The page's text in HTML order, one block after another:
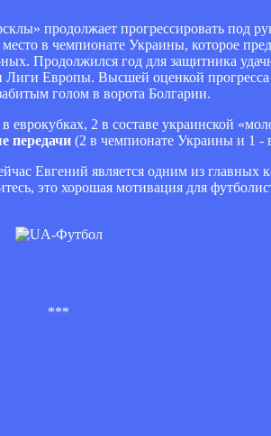
продолжает прогрессировать под
в чемпионате Украины, которое
Продолжился год для защитника
Европы. Высшей оценкой прогресса
голом в ворота Болгарии.
еврокубках, 2 в составе украинской
передачи (2 в чемпионате Украины и 1 -
Евгений является одним из главных
это хорошая мотивация для
***